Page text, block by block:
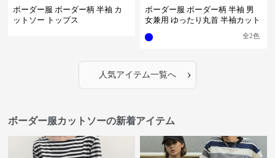
ボーダー服 ボーダー柄 半袖 カ
ットソー トップス
ボーダー服 ボーダー柄 半袖 男
女兼用 ゆったり丸首 半袖カット
全2色
人気アイテム一覧へ ›
ボーダー服カットソーの新着アイテム